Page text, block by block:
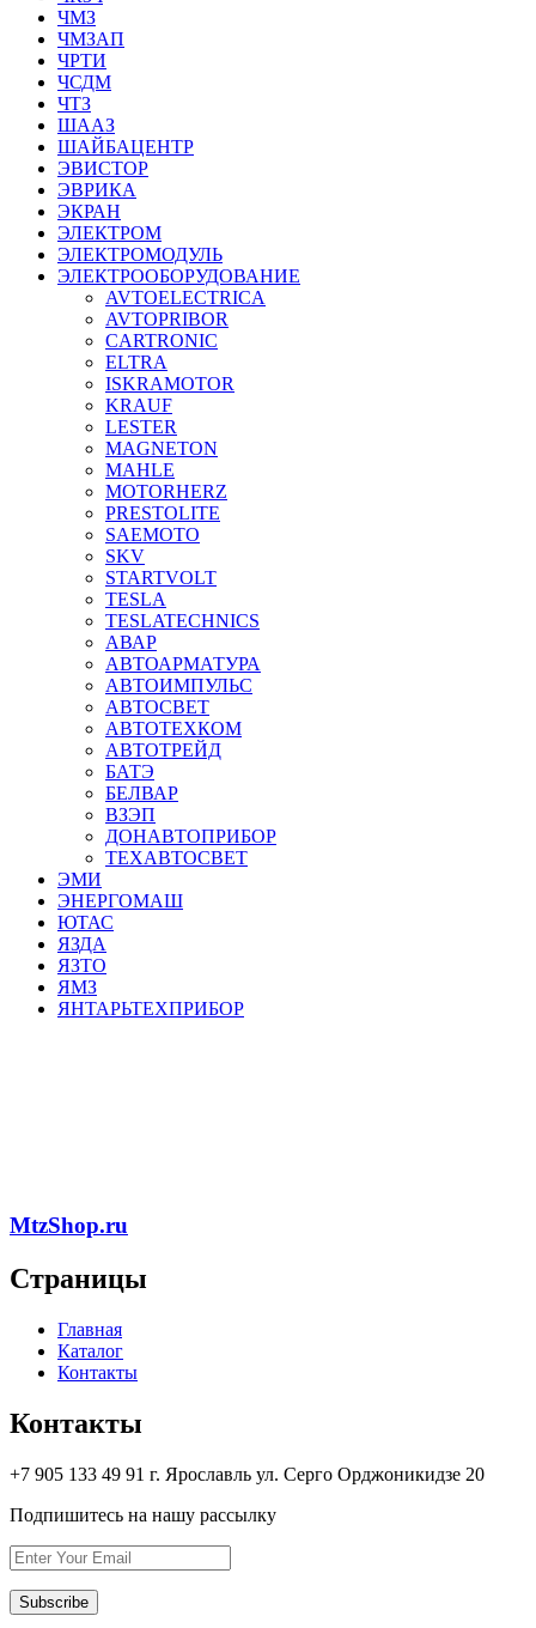
ЧМЗ
ЧМЗАП
ЧРТИ
ЧСДМ
ЧТЗ
ШААЗ
ШАЙБАЦЕНТР
ЭВИСТОР
ЭВРИКА
ЭКРАН
ЭЛЕКТРОМ
ЭЛЕКТРОМОДУЛЬ
ЭЛЕКТРООБОРУДОВАНИЕ
AVTOELECTRICA
AVTOPRIBOR
CARTRONIC
ELTRA
ISKRAMOTOR
KRAUF
LESTER
MAGNETON
MAHLE
MOTORHERZ
PRESTOLITE
SAEMOTO
SKV
STARTVOLT
TESLA
TESLATECHNICS
АВАР
АВТОАРМАТУРА
АВТОИМПУЛЬС
АВТОСВЕТ
АВТОТЕХКОМ
АВТОТРЕЙД
БАТЭ
БЕЛВАР
ВЗЭП
ДОНАВТОПРИБОР
ТЕХАВТОСВЕТ
ЭМИ
ЭНЕРГОМАШ
ЮТАС
ЯЗДА
ЯЗТО
ЯМЗ
ЯНТАРЬТЕХПРИБОР
MtzShop.ru
Страницы
Главная
Каталог
Контакты
Контакты
+7 905 133 49 91 г. Ярославль ул. Серго Орджоникидзе 20
Подпишитесь на нашу рассылку